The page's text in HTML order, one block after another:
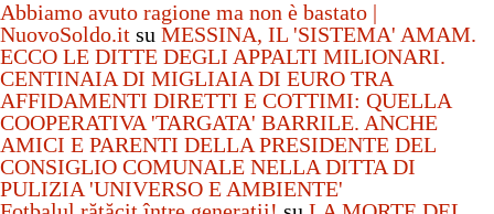
Abbiamo avuto ragione ma non è bastato |
NuovoSoldo.it su MESSINA, IL 'SISTEMA' AMAM.
ECCO LE DITTE DEGLI APPALTI MILIONARI.
CENTINAIA DI MIGLIAIA DI EURO TRA
AFFIDAMENTI DIRETTI E COTTIMI: QUELLA
COOPERATIVA 'TARGATA' BARRILE. ANCHE
AMICI E PARENTI DELLA PRESIDENTE DEL
CONSIGLIO COMUNALE NELLA DITTA DI
PULIZIA 'UNIVERSO E AMBIENTE'